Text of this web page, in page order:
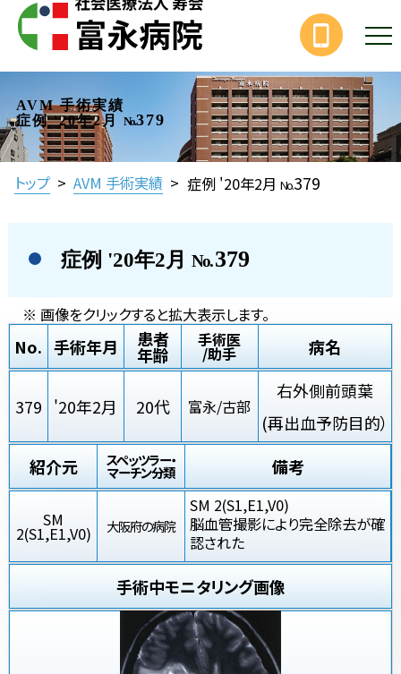
AVM 手術実績
症例 '20年2月
No.379
トップ > AVM 手術実績 > 症例 '20年2月 No.379
症例 '20年2月 No.379
※ 画像をクリックすると拡大表示します。
No. 手術年月 患者
年齢
手術医
/助手 病名
379 '20年2月 20代 富永/古部
右外側前頭葉
(再出血予防目的）
紹介元
スペッツラー・
マーチン分類 備考
SM
2(S1,E1,V0) 大阪府の病院
SM 2(S1,E1,V0)
脳血管撮影により完全除去が確
認された
手術中モニタリング画像